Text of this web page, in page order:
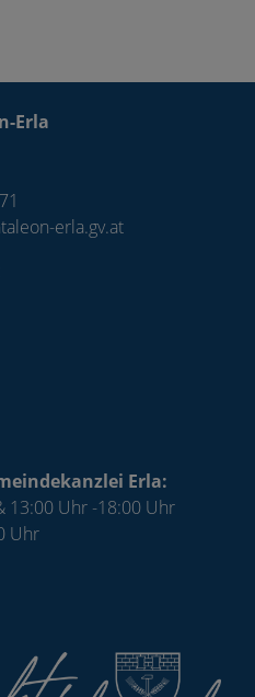
Erla
erla.gv.at
Erla:
13:00 Uhr -18:00 Uhr
Uhr